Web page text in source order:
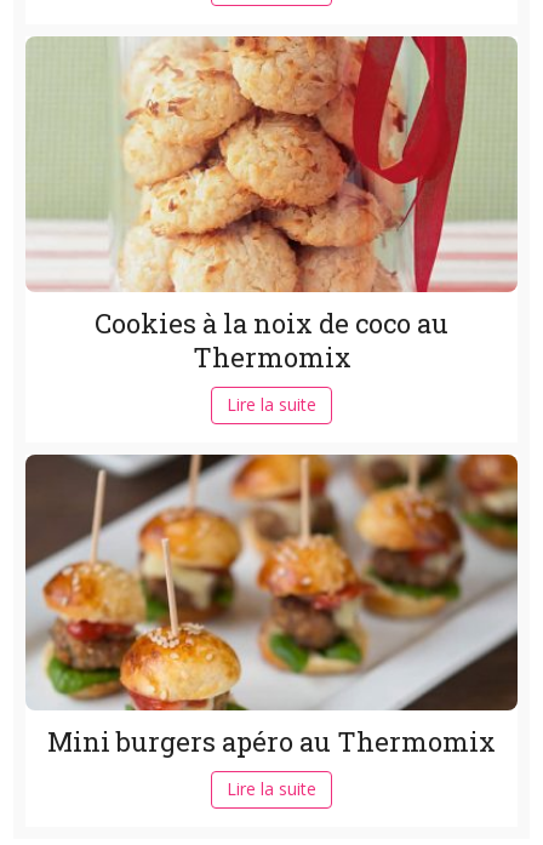
Cookies à la noix de coco au
Thermomix
Lire la suite
Mini burgers apéro au Thermomix
Lire la suite